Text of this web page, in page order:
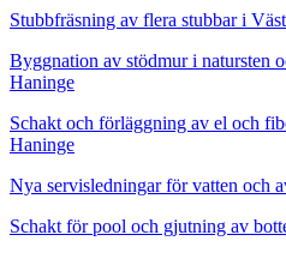
Stubbfräsning av flera stubbar i
Byggnation av stödmur i natursten
Haninge
Schakt och förläggning av el och
Haninge
Nya servisledningar för vatten och
Schakt för pool och gjutning av